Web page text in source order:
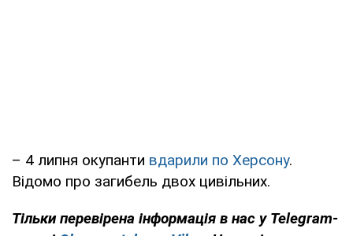
– 4 липня окупанти вдарили по Херсону.
Відомо про загибель двох цивільних.
Тільки перевірена інформація в нас у Telegram-